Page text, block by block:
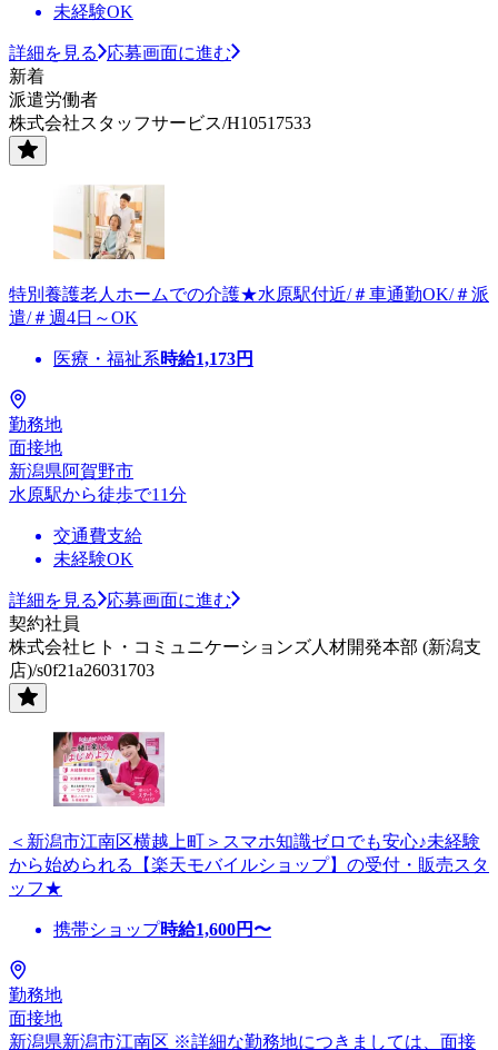
未経験OK
詳細を見る
応募画面に進む
新着
派遣労働者
株式会社スタッフサービス/H10517533
特別養護老人ホームでの介護★水原駅付近/＃車通勤OK/＃派
遣/＃週4日～OK
医療・福祉系時給1,173円
勤務地
面接地
新潟県阿賀野市
水原駅から徒歩で11分
交通費支給
未経験OK
詳細を見る
応募画面に進む
契約社員
株式会社ヒト・コミュニケーションズ人材開発本部 (新潟支
店)/s0f21a26031703
＜新潟市江南区横越上町＞スマホ知識ゼロでも安心♪未経験
から始められる【楽天モバイルショップ】の受付・販売スタ
ッフ★
携帯ショップ時給1,600円〜
勤務地
面接地
新潟県新潟市江南区 ※詳細な勤務地につきましては、面接